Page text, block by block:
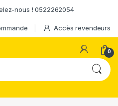
nous ! 0522262054
Accès revendeurs
0